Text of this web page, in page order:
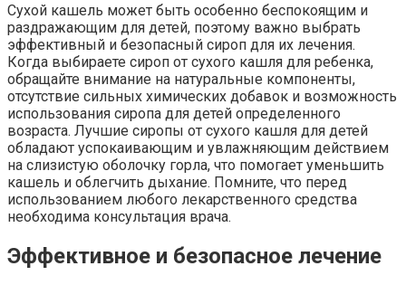
Сухой кашель может быть особенно беспокоящим и
раздражающим для детей, поэтому важно выбрать
эффективный и безопасный сироп для их лечения.
Когда выбираете сироп от сухого кашля для ребенка,
обращайте внимание на натуральные компоненты,
отсутствие сильных химических добавок и возможность
использования сиропа для детей определенного
возраста. Лучшие сиропы от сухого кашля для детей
обладают успокаивающим и увлажняющим действием
на слизистую оболочку горла, что помогает уменьшить
кашель и облегчить дыхание. Помните, что перед
использованием любого лекарственного средства
необходима консультация врача.
Эффективное и безопасное лечение